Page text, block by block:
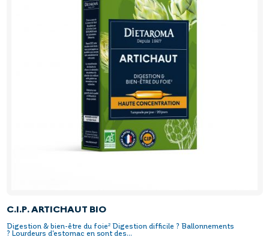
C.I.P. ARTICHAUT BIO
Digestion & bien-être du foie² Digestion difficile ? Ballonnements
? Lourdeurs d'estomac en sont des...